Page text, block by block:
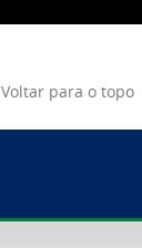
Voltar para o topo